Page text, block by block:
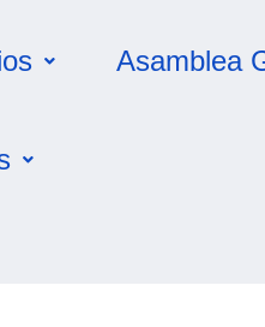
Asamblea